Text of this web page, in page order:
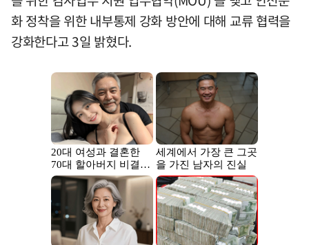
화 정착을 위한 내부통제 강화 방안에 대해 교류 협력을
강화한다고 3일 밝혔다.